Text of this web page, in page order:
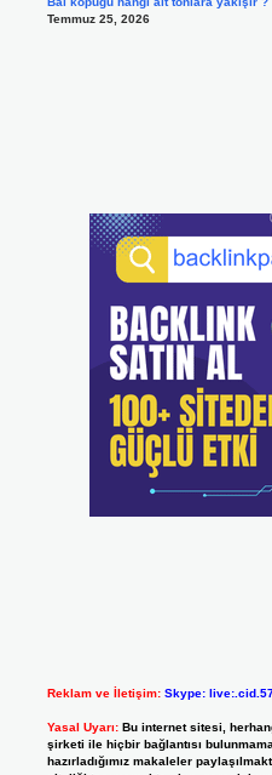
Temmuz 25, 2026
Reklam ve İletişim: Skype:
Yasal Uyarı: Bu internet sitesi,
şirketi ile hiçbir bağlantısı
hazırladığımız makaleler